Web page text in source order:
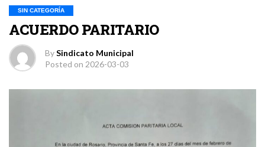
SIN CATEGORÍA
ACUERDO PARITARIO
BySindicato Municipal
Posted on 2026-03-03